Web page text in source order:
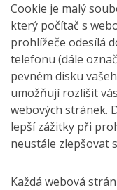
Cookie je malý
který počítač s
prohlížeče odesílá
telefonu (dále
pevném disku
umožňují rozlišit
webových stránek.
lepší zážitky při
neustále zlepšovat
Každá webová